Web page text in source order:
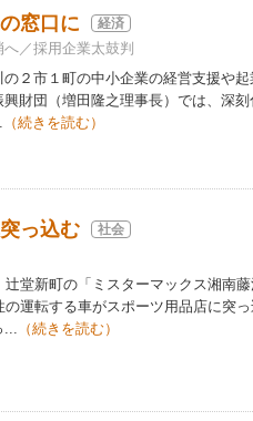
窓口に 経済
／採用企業太鼓判
２市１町の中小企業の経営支援や
財団（増田隆之理事長）では、深刻
（続きを読む）
っ込む 社会
堂新町の「ミスターマックス湘南
の運転する車がスポーツ用品店に突
... （続きを読む）